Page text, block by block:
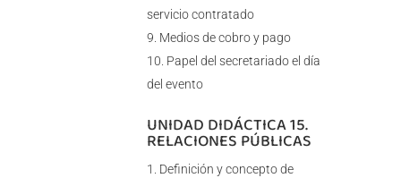
servicio contratado
Medios de cobro y pago
Papel del secretariado el día
del evento
UNIDAD DIDÁCTICA 15.
RELACIONES PÚBLICAS
Definición y concepto de